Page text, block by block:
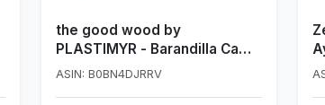
the good wood by
PLASTIMYR - Barandilla Cama
Madera - 120 x 2 x 40 cm
ASIN: B0BN4DJRRV